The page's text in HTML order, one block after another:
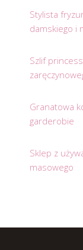
Stylista
damskiego i
Szlif
Granatowa
garderobie
Sklep z
masowego